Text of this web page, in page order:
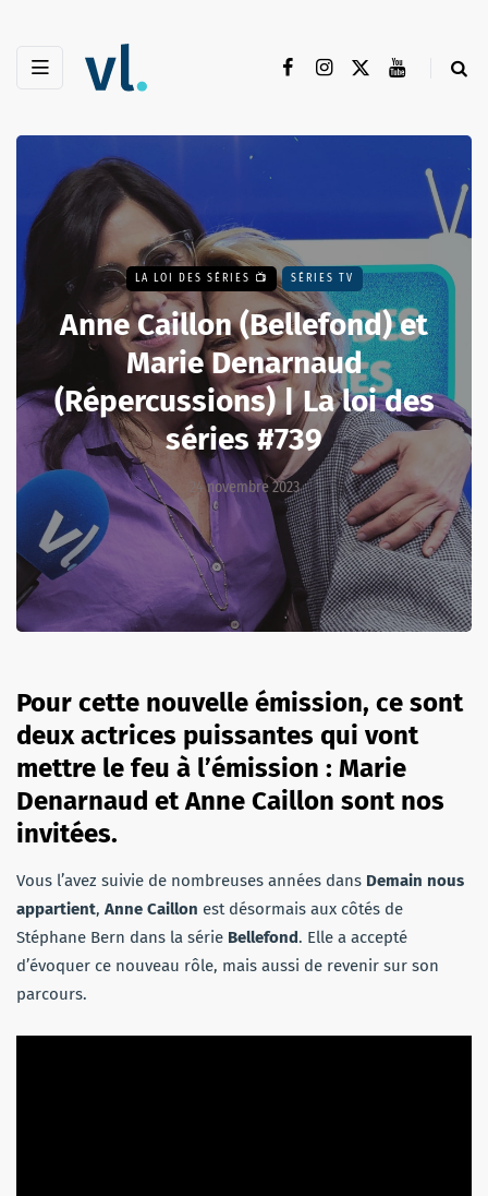
LA LOI DES SÉRIES 📺 SÉRIES TV
Anne Caillon (Bellefond) et
Marie Denarnaud
(Répercussions) | La loi des
séries #739
24 novembre 2023
Pour cette nouvelle émission, ce sont
deux actrices puissantes qui vont
mettre le feu à l’émission : Marie
Denarnaud et Anne Caillon sont nos
invitées.
Vous l’avez suivie de nombreuses années dans Demain nous
appartient, Anne Caillon est désormais aux côtés de
Stéphane Bern dans la série Bellefond. Elle a accepté
d’évoquer ce nouveau rôle, mais aussi de revenir sur son
parcours.